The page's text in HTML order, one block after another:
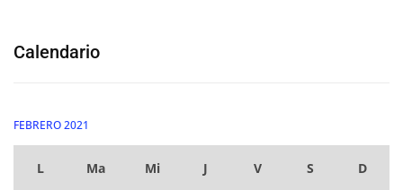
Calendario
FEBRERO 2021
L Ma Mi J V S D